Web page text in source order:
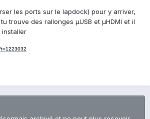
les ports sur le lapdock) pour y arriver,
trouve des rallonges µUSB et µHDMI et il
installer